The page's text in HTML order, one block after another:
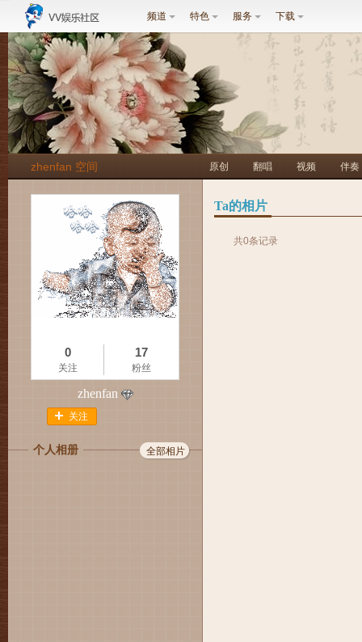
频道 特色 服务 下载
zhenfan 空间 原创 翻唱 视频 伴奏
0
关注
17
粉丝
zhenfan
关注
个人相册 全部相片
Ta的相片
共0条记录